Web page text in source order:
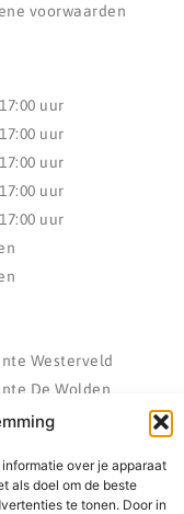
over je apparaat
als doel om de beste
te tonen. Door in
voorwaarden
uur
uur
uur
uur
uur
Westerveld
De Wolden